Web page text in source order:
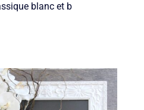
blanc et b